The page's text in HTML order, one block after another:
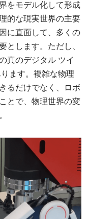
をモデル化して形成
的な現実世界の主要
に直面して、多くの
とします。ただし、
真のデジタル ツイ
ます。複雑な物理
るだけでなく、ロボ
とで、物理世界の変